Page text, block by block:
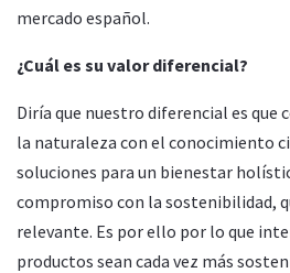
mercado español.
¿Cuál es su valor diferencial?
Diría que nuestro diferencial es que
la naturaleza con el conocimiento
soluciones para un bienestar
compromiso con la sostenibilidad,
relevante. Es por ello por lo que
productos sean cada vez más